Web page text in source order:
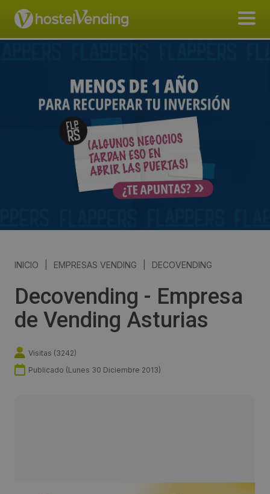
INICIO EMPRESAS VENDING DECOVENDING
Decovending - Empresa
de Vending Asturias
Visitas (3242)
Publicado (Lunes 30 Diciembre 2013)